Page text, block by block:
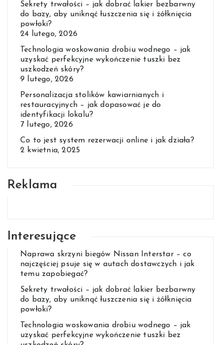
Sekrety trwałości – jak dobrać lakier bezbarwny
do bazy, aby uniknąć łuszczenia się i żółknięcia
powłoki?
24 lutego, 2026
Technologia woskowania drobiu wodnego – jak
uzyskać perfekcyjne wykończenie tuszki bez
uszkodzeń skóry?
9 lutego, 2026
Personalizacja stolików kawiarnianych i
restauracyjnych – jak dopasować je do
identyfikacji lokalu?
7 lutego, 2026
Co to jest system rezerwacji online i jak działa?
2 kwietnia, 2025
Reklama
Interesujące
Naprawa skrzyni biegów Nissan Interstar – co
najczęściej psuje się w autach dostawczych i jak
temu zapobiegać?
Sekrety trwałości – jak dobrać lakier bezbarwny
do bazy, aby uniknąć łuszczenia się i żółknięcia
powłoki?
Technologia woskowania drobiu wodnego – jak
uzyskać perfekcyjne wykończenie tuszki bez